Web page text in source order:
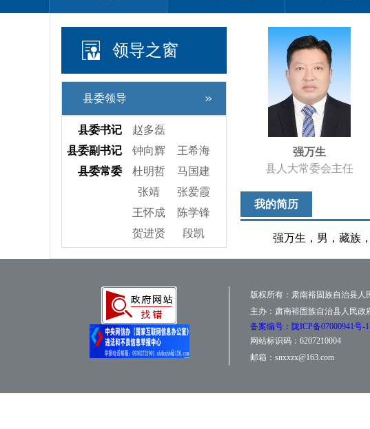
领导之窗
县委领导
县委书记
赵多磊
县委副书记
钟向辉
王希海
县委常委
杜明哲
马国建
张靖
张爱霞
王怀成
陈学锋
贺进贤
段凯
强万生
县人大常委会主任
我的简历
强万生， 男 ， 藏族 ，